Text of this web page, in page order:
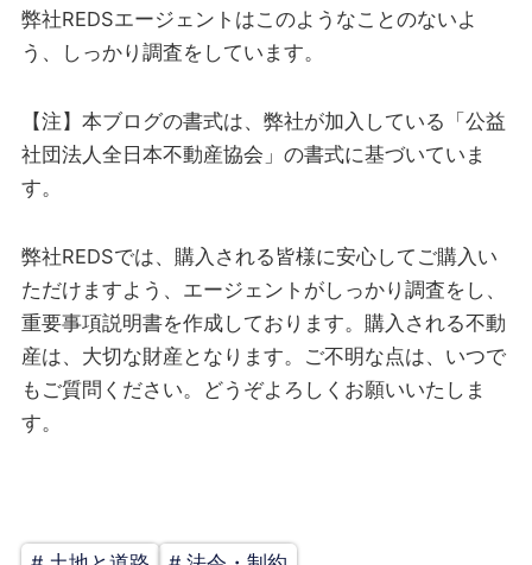
弊社REDSエージェントはこのようなことのないよ
う、しっかり調査をしています。
【注】本ブログの書式は、弊社が加入している「公益
社団法人全日本不動産協会」の書式に基づいていま
す。
弊社REDSでは、購入される皆様に安心してご購入い
ただけますよう、エージェントがしっかり調査をし、
重要事項説明書を作成しております。購入される不動
産は、大切な財産となります。ご不明な点は、いつで
もご質問ください。どうぞよろしくお願いいたしま
す。